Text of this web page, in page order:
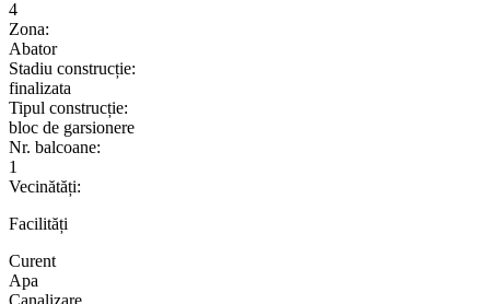
4
Zona:
Abator
Stadiu construcție:
finalizata
Tipul construcție:
bloc de garsionere
Nr. balcoane:
1
Vecinătăți:
Facilități
Curent
Apa
Canalizare